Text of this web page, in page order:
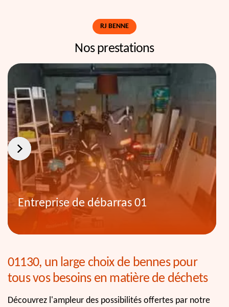
RJ BENNE
Nos prestations
Entreprise de débarras 01
01130, un large choix de bennes pour
tous vos besoins en matière de déchets
Découvrez l'ampleur des possibilités offertes par notre